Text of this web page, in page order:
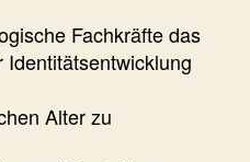
Fachkräfte das
Alter zu